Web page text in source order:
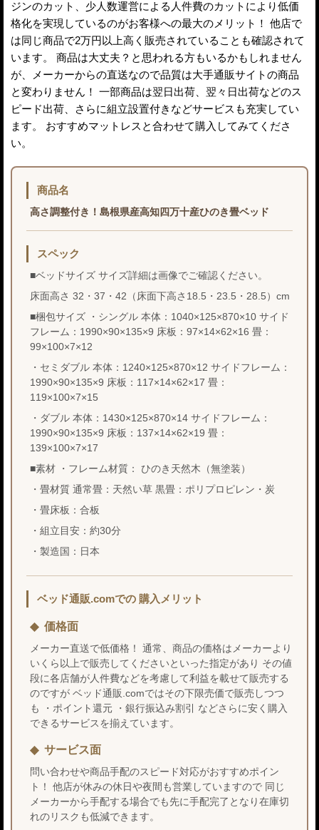
ジンのカット、少人数運営による人件費のカットにより低価
格化を実現しているのがお客様への最大のメリット！ 他店で
は同じ商品で2万円以上高く販売されていることも確認されて
います。 商品は大丈夫？と思われる方もいるかもしれません
が、メーカーからの直送なので品質は大手通販サイトの商品
と変わりません！ 一部商品は翌日出荷、翌々日出荷などのス
ピード出荷、さらに組立設置付きなどサービスも充実してい
ます。 おすすめマットレスと合わせて購入してみてくださ
い。
商品名
高さ調整付き！島根県産高知四万十産ひのき畳ベッド
スペック
■ベッドサイズ サイズ詳細は画像でご確認ください。
床面高さ 32・37・42（床面下高さ18.5・23.5・28.5）cm
■梱包サイズ ・シングル 本体：1040×125×870×10 サイド
フレーム：1990×90×135×9 床板：97×14×62×16 畳：
99×100×7×12
・セミダブル 本体：1240×125×870×12 サイドフレーム：
1990×90×135×9 床板：117×14×62×17 畳：
119×100×7×15
・ダブル 本体：1430×125×870×14 サイドフレーム：
1990×90×135×9 床板：137×14×62×19 畳：
139×100×7×17
■素材 ・フレーム材質： ひのき天然木（無塗装）
・畳材質 通常畳：天然い草 黒畳：ポリプロピレン・炭
・畳床板：合板
・組立目安：約30分
・製造国：日本
ベッド通販.comでの 購入メリット
価格面
メーカー直送で低価格！ 通常、商品の価格はメーカーより
いくら以上で販売してくださいといった指定があり その値
段に各店舗が人件費などを考慮して利益を載せて販売する
のですが ベッド通販.comではその下限売価で販売しつつ
も ・ポイント還元 ・銀行振込み割引 などさらに安く購入
できるサービスを揃えています。
サービス面
問い合わせや商品手配のスピード対応がおすすめポイン
ト！ 他店が休みの休日や夜間も営業していますので 同じ
メーカーから手配する場合でも先に手配完了となり在庫切
れのリスクも低減できます。